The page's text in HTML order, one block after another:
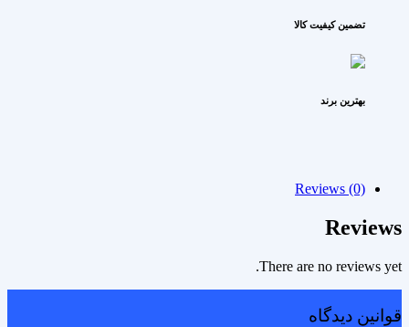
تضمین کیفیت کالا
بهترین برند
Reviews (0)
Reviews
There are no reviews yet.
قوانین دیدگاه